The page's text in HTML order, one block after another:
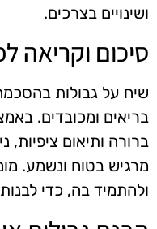
ושינויים בצרכים.
סיכום וקריאה
שיח על גבולות
בריאים ומכובדים.
ברורה ותיאום ציפיות,
מרגיש בטוח ונשמע.
ולהתמיד בה, כדי